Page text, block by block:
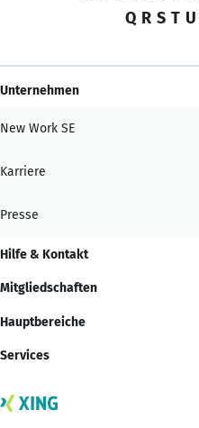
Q R S T U
Unternehmen
New Work SE
Karriere
Presse
Hilfe & Kontakt
Mitgliedschaften
Hauptbereiche
Services